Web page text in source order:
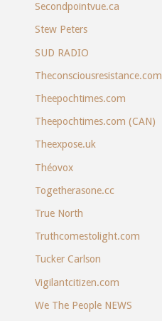
Secondpointvue.ca
Stew Peters
SUD RADIO
Theconsciousresistance.com
Theepochtimes.com
Theepochtimes.com (CAN)
Theexpose.uk
Théovox
Togetherasone.cc
True North
Truthcomestolight.com
Tucker Carlson
Vigilantcitizen.com
We The People NEWS